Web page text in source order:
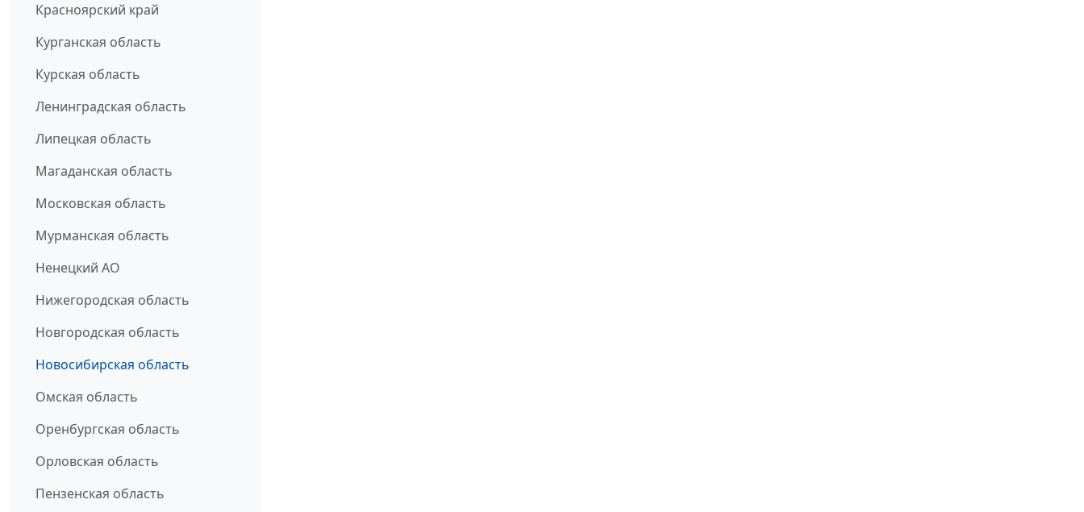
Красноярский край
Курганская область
Курская область
Ленинградская область
Липецкая область
Магаданская область
Московская область
Мурманская область
Ненецкий АО
Нижегородская область
Новгородская область
Новосибирская область
Омская область
Оренбургская область
Орловская область
Пензенская область